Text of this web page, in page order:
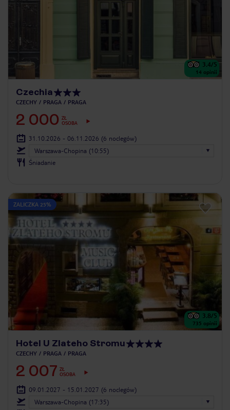
3.4/5
14 opinii
Czechia
CZECHY PRAGA PRAGA
2 000 ZŁ
OSOBA
31.10.2026 - 06.11.2026 (6 noclegów)
Warszawa-Chopina (10:55)
Śniadanie
ZALICZKA 25%
3.8/5
735 opinii
Hotel U Zlateho Stromu
CZECHY PRAGA PRAGA
2 007 ZŁ
OSOBA
09.01.2027 - 15.01.2027 (6 noclegów)
Warszawa-Chopina (17:35)